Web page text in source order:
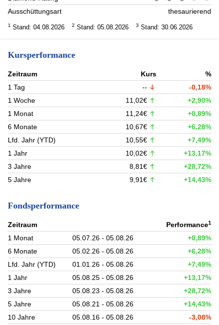
Ausschüttungsart
thesaurierend
1 Stand: 04.08.2026 2 Stand: 05.08.2026 3 Stand: 30.06.2026
Kursperformance
Zeitraum Kurs
%
1 Tag
--
-0,18%
1 Woche
11,02€
+2,90%
1 Monat
11,24€
+0,89%
6 Monate
10,67€
+6,28%
Lfd. Jahr (YTD)
10,55€
+7,49%
1 Jahr
10,02€
+13,17%
3 Jahre
8,81€
+28,72%
5 Jahre
9,91€ +14,43%
Fondsperformance
Zeitraum Performance1
1 Monat 05.07.26 - 05.08.26
+0,89%
6 Monate
05.02.26 - 05.08.26
+6,28%
Lfd. Jahr (YTD)
01.01.26 - 05.08.26
+7,49%
1 Jahr
05.08.25 - 05.08.26
+13,17%
3 Jahre
05.08.23 - 05.08.26
+28,72%
5 Jahre
05.08.21 - 05.08.26
+14,43%
10 Jahre
05.08.16 - 05.08.26
-3,08%